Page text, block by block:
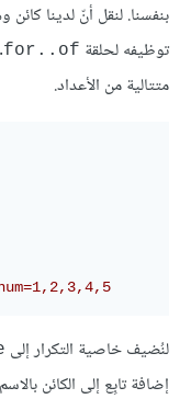
بنفسنا. لنقل أنّ لدينا
توظيفه لحلقة for..of
متتالية من الأعداد.
لنُضيف خاصية التكرار إلى
إضافة تابِع إلى الكائن بالاسم